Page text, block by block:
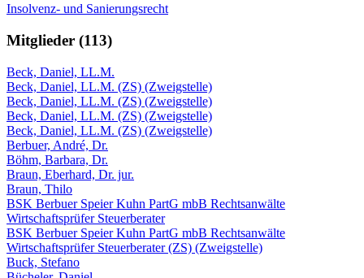
Insolvenz- und Sanierungsrecht
Mitglieder (113)
Beck, Daniel, LL.M.
Beck, Daniel, LL.M. (ZS) (Zweigstelle)
Beck, Daniel, LL.M. (ZS) (Zweigstelle)
Beck, Daniel, LL.M. (ZS) (Zweigstelle)
Beck, Daniel, LL.M. (ZS) (Zweigstelle)
Berbuer, André, Dr.
Böhm, Barbara, Dr.
Braun, Eberhard, Dr. jur.
Braun, Thilo
BSK Berbuer Speier Kuhn PartG mbB Rechtsanwälte
Wirtschaftsprüfer Steuerberater
BSK Berbuer Speier Kuhn PartG mbB Rechtsanwälte
Wirtschaftsprüfer Steuerberater (ZS) (Zweigstelle)
Buck, Stefano